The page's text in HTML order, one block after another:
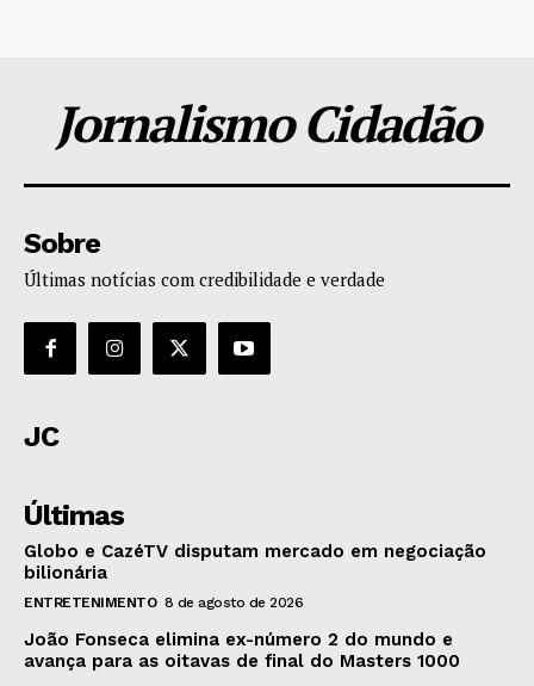
Jornalismo Cidadão
Sobre
Últimas notícias com credibilidade e verdade
JC
Últimas
Globo e CazéTV disputam mercado em negociação
bilionária
ENTRETENIMENTO 8 de agosto de 2026
João Fonseca elimina ex-número 2 do mundo e
avança para as oitavas de final do Masters 1000